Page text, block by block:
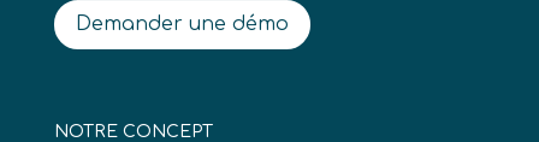
Demander une démo
NOTRE CONCEPT